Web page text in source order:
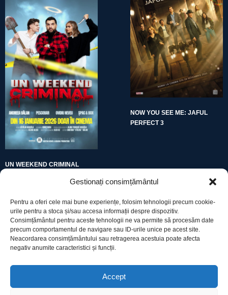
Gestionați consimțământul
Pentru a oferi cele mai bune experiențe, folosim tehnologii precum cookie-
urile pentru a stoca și/sau accesa informații despre dispozitiv.
Consimțământul pentru aceste tehnologii ne va permite să procesăm date
precum comportamentul de navigare sau ID-urile unice pe acest site.
Neacordarea consimțământului sau retragerea acestuia poate afecta
negativ anumite caracteristici și funcții.
Accept
UN WEEKEND CRIMINAL
NOW YOU SEE ME: JAFUL
PERFECT 3
Utile
Declarație cookie-uri